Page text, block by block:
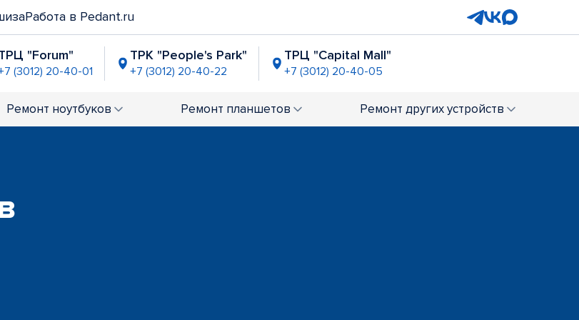
Работа в Pedant.ru
"Forum"
(3012) 20-40-01
ТРК "People's Park"
+7 (3012) 20-40-22
ТРЦ "Capital Mall"
+7 (3012) 20-40-05
Ремонт ноутбуков Ремонт планшетов Ремонт других устройств